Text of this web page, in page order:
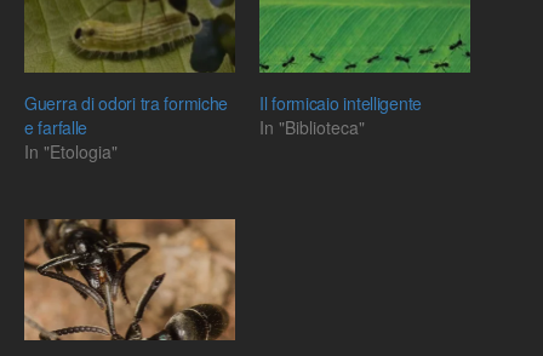
Guerra di odori tra formiche
e farfalle
In "Etologia"
Il formicaio intelligente
In "Biblioteca"